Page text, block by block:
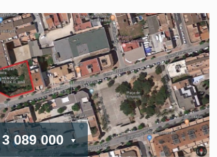
089 000